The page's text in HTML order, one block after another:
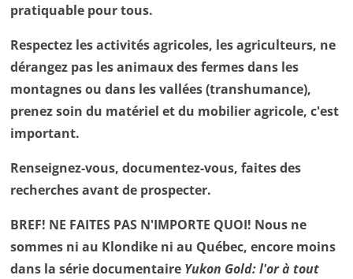
pratiquable pour tous.
Respectez les activités agricoles, les agriculteurs, ne
dérangez pas les animaux des fermes dans les
montagnes ou dans les vallées (transhumance),
prenez soin du matériel et du mobilier agricole, c'est
important.
Renseignez-vous, documentez-vous, faites des
recherches avant de prospecter.
BREF! NE FAITES PAS N'IMPORTE QUOI! Nous ne
sommes ni au Klondike ni au Québec, encore moins
dans la série documentaire Yukon Gold: l'or à tout